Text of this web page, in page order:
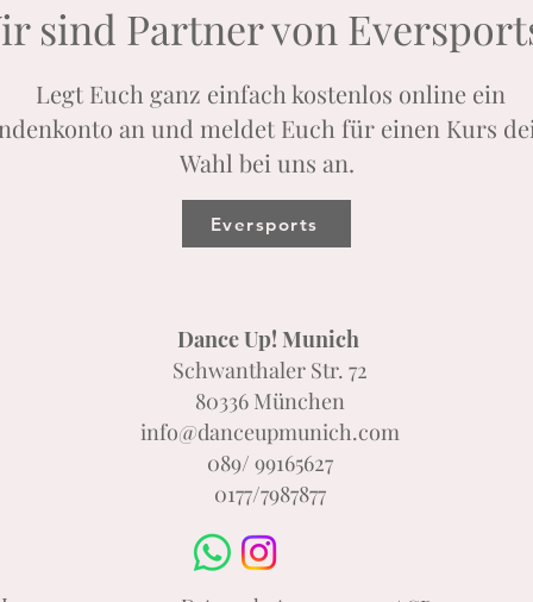
sind Partner von
Legt Euch ganz einfach kostenlos online ein
an und meldet Euch für einen Kurs
Wahl bei uns an.
Eversports
Dance Up! Munich
Schwanthaler Str. 72
80336 München
info@danceupmunich.com
089/ 99165627
0177/7987877